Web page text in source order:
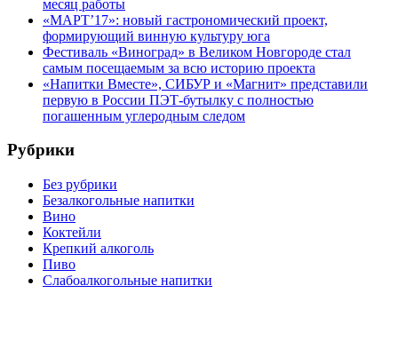
месяц работы
«МАРТ’17»: новый гастрономический проект,
формирующий винную культуру юга
Фестиваль «Виноград» в Великом Новгороде стал
самым посещаемым за всю историю проекта
«Напитки Вместе», СИБУР и «Магнит» представили
первую в России ПЭТ-бутылку с полностью
погашенным углеродным следом
Рубрики
Без рубрики
Безалкогольные напитки
Вино
Коктейли
Крепкий алкоголь
Пиво
Слабоалкогольные напитки